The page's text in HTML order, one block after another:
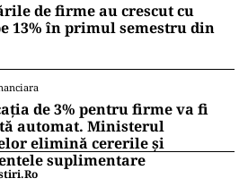
de firme au crescut cu
13% în primul semestru din
de 3% pentru firme va fi
automat. Ministerul
elimină cererile și
suplimentare